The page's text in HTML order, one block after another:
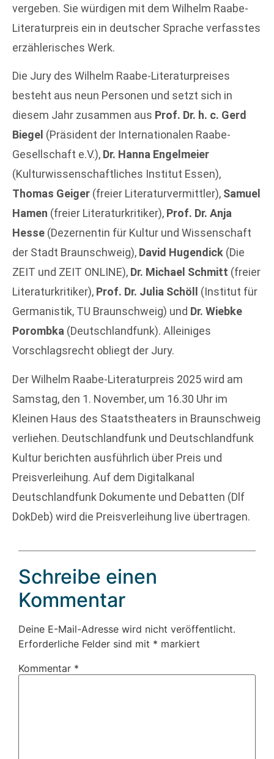
vergeben. Sie würdigen mit dem Wilhelm Raabe-
Literaturpreis ein in deutscher Sprache verfasstes
erzählerisches Werk.
Die Jury des Wilhelm Raabe-Literaturpreises
besteht aus neun Personen und setzt sich in
diesem Jahr zusammen aus Prof. Dr. h. c. Gerd
Biegel (Präsident der Internationalen Raabe-
Gesellschaft e.V.), Dr. Hanna Engelmeier
(Kulturwissenschaftliches Institut Essen),
Thomas Geiger (freier Literaturvermittler), Samuel
Hamen (freier Literaturkritiker), Prof. Dr. Anja
Hesse (Dezernentin für Kultur und Wissenschaft
der Stadt Braunschweig), David Hugendick (Die
ZEIT und ZEIT ONLINE), Dr. Michael Schmitt (freier
Literaturkritiker), Prof. Dr. Julia Schöll
(Institut für
Germanistik, TU Braunschweig) und Dr. Wiebke
Porombka (Deutschlandfunk). Alleiniges
Vorschlagsrecht obliegt der Jury.
Der Wilhelm Raabe-Literaturpreis 2025 wird am
Samstag, den 1. November, um 16.30 Uhr im
Kleinen Haus des Staatstheaters in Braunschweig
verliehen. Deutschlandfunk und Deutschlandfunk
Kultur berichten ausführlich über Preis und
Preisverleihung. Auf dem Digitalkanal
Deutschlandfunk Dokumente und Debatten (Dlf
DokDeb) wird die Preisverleihung live übertragen.
Schreibe einen
Kommentar
Deine E-Mail-Adresse wird nicht veröffentlicht.
Erforderliche Felder sind mit * markiert
Kommentar *